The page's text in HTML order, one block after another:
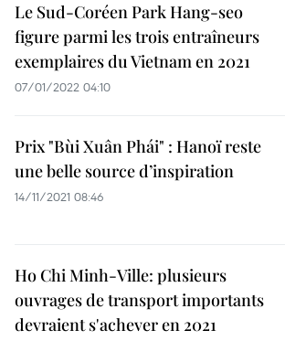
Le Sud-Coréen Park Hang-seo
figure parmi les trois entraîneurs
exemplaires du Vietnam en 2021
07/01/2022 04:10
Prix "Bùi Xuân Phái" : Hanoï reste
une belle source d’inspiration
14/11/2021 08:46
Ho Chi Minh-Ville: plusieurs
ouvrages de transport importants
devraient s'achever en 2021